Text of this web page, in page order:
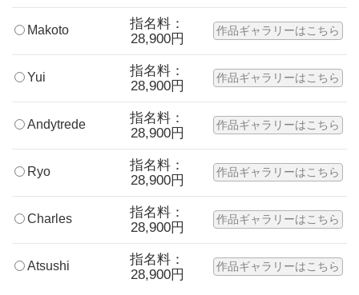
Makoto
指名料：
28,900円
作品ギャラリーはこちら
Yui
指名料：
28,900円
作品ギャラリーはこちら
Andytrede
指名料：
28,900円
作品ギャラリーはこちら
Ryo
指名料：
28,900円
作品ギャラリーはこちら
Charles
指名料：
28,900円
作品ギャラリーはこちら
Atsushi
指名料：
28,900円
作品ギャラリーはこちら